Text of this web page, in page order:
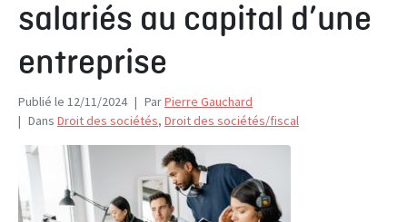
salariés au capital d’une
entreprise
Publié le 12/11/2024 ParPierre Gauchard
Dans Droit des sociétés, Droit des sociétés/fiscal